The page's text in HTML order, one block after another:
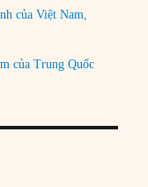
của Việt Nam,
của Trung Quốc